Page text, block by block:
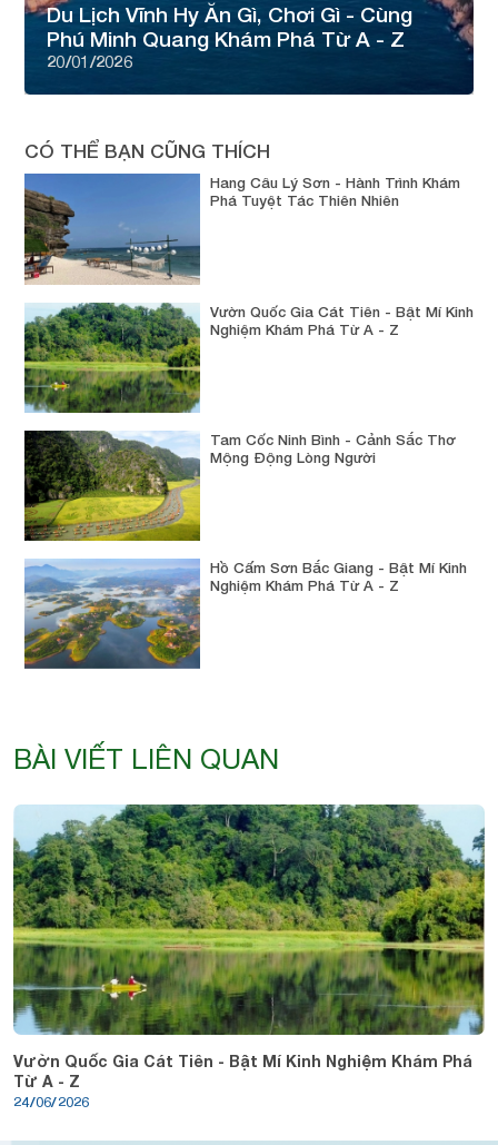
Du Lịch Vĩnh Hy Ăn Gì, Chơi Gì - Cùng
Phú Minh Quang Khám Phá Từ A - Z
20/01/2026
CÓ THỂ BẠN CŨNG THÍCH
Hang Câu Lý Sơn - Hành Trình Khám
Phá Tuyệt Tác Thiên Nhiên
Vườn Quốc Gia Cát Tiên - Bật Mí Kinh
Nghiệm Khám Phá Từ A - Z
Tam Cốc Ninh Bình - Cảnh Sắc Thơ
Mộng Động Lòng Người
Hồ Cấm Sơn Bắc Giang - Bật Mí Kinh
Nghiệm Khám Phá Từ A - Z
BÀI VIẾT LIÊN QUAN
Vườn Quốc Gia Cát Tiên - Bật Mí Kinh Nghiệm Khám Phá
Từ A - Z
24/06/2026